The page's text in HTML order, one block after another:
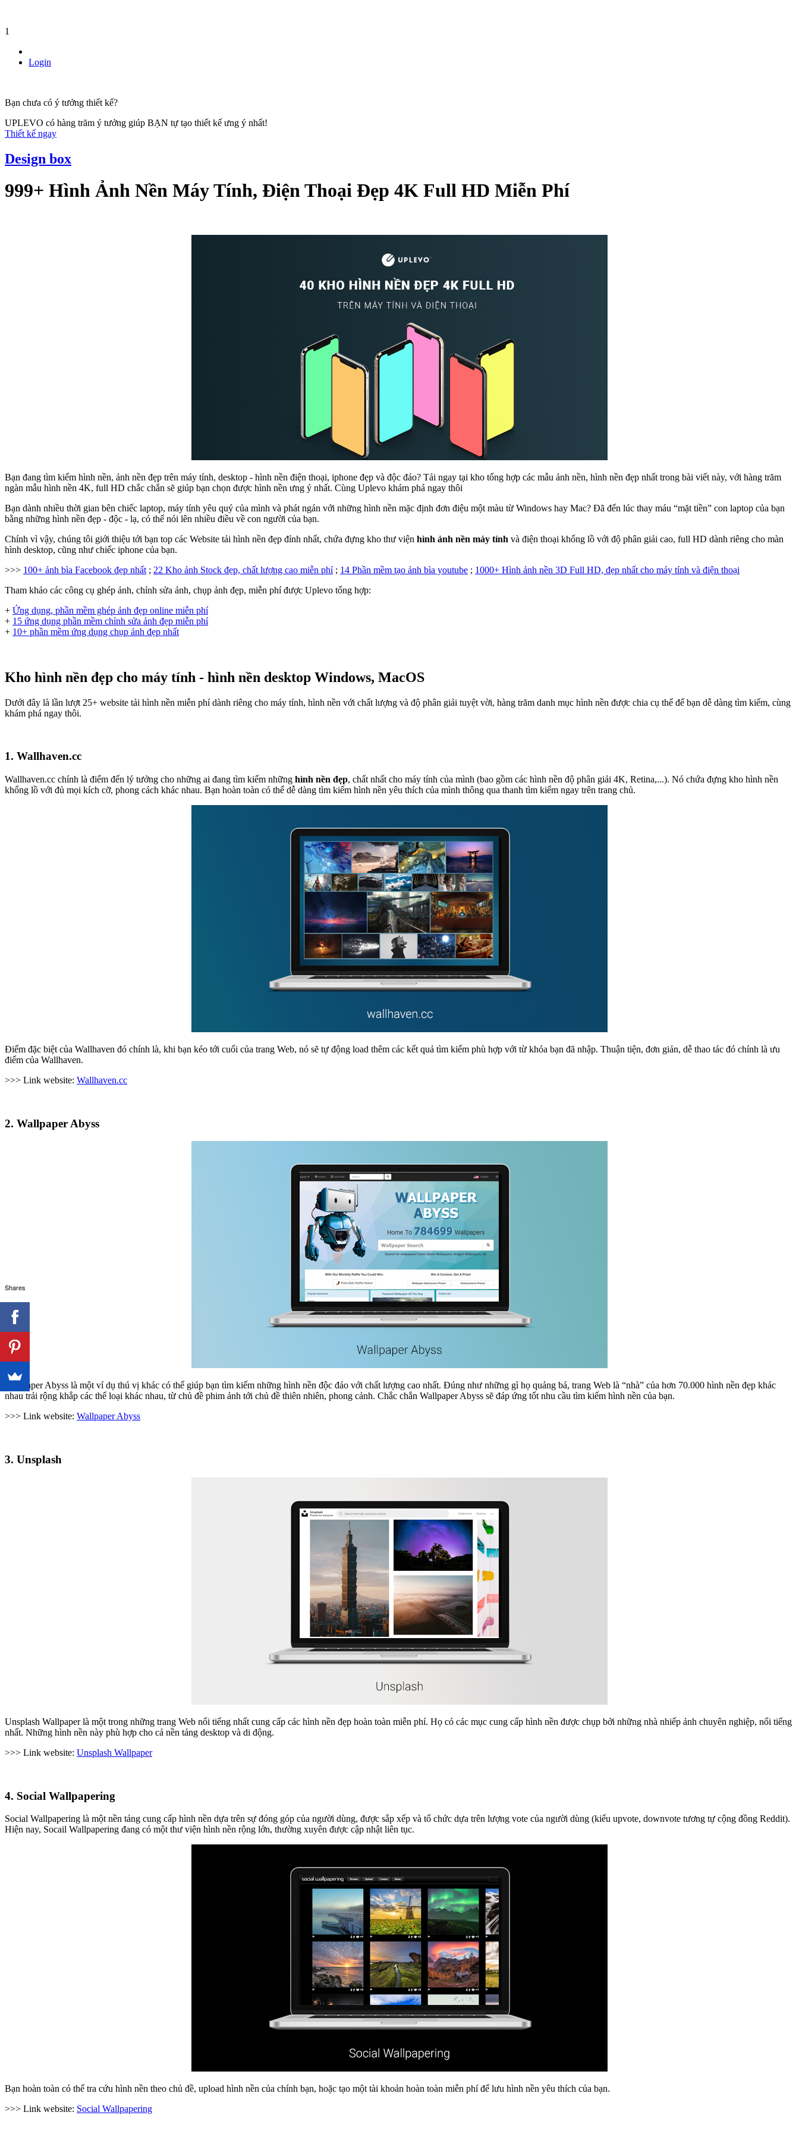
1
Login
Bạn chưa có ý tưởng thiết kế?
UPLEVO có hàng trăm ý tưởng giúp BẠN tự tạo thiết kế ưng ý nhất!
Thiết kế ngay
Design box
999+ Hình Ảnh Nền Máy Tính, Điện Thoại Đẹp 4K Full HD Miễn Phí
Bạn đang tìm kiếm hình nền, ảnh nền đẹp trên máy tính, desktop - hình nền điện thoại, iphone đẹp và độc đáo? Tải ngay tại kho tổng hợp các mẫu ảnh nền, hình nền đẹp nhất trong bài viết này, với hàng trăm
ngàn mẫu hình nền 4K, full HD chắc chắn sẽ giúp bạn chọn được hình nền ưng ý nhất. Cùng Uplevo khám phá ngay thôi
Bạn dành nhiều thời gian bên chiếc laptop, máy tính yêu quý của mình và phát ngán với những hình nền mặc định đơn điệu một màu từ Windows hay Mac? Đã đến lúc thay máu “mặt tiền” con laptop của bạn
bằng những hình nền đẹp - độc - lạ, có thể nói lên nhiều điều về con người của bạn.
Chính vì vậy, chúng tôi giới thiệu tới bạn top các Website tải hình nền đẹp đỉnh nhất, chứa đựng kho thư viện hình ảnh nền máy tính và điện thoại khổng lồ với độ phân giải cao, full HD dành riêng cho màn
hình desktop, cũng như chiếc iphone của bạn.
>>> 100+ ảnh bìa Facebook đẹp nhất ; 22 Kho ảnh Stock đẹp, chất lượng cao miễn phí; 14 Phần mềm tạo ảnh bìa youtube ; 1000+ Hình ảnh nền 3D Full HD, đẹp nhất cho máy tính và điện thoại
Tham khảo các công cụ ghép ảnh, chỉnh sửa ảnh, chụp ảnh đẹp, miễn phí được Uplevo tổng hợp:
+ Ứng dụng, phần mềm ghép ảnh đẹp online miễn phí
+ 15 ứng dụng phần mềm chỉnh sửa ảnh đẹp miễn phí
+ 10+ phần mềm ứng dụng chụp ảnh đẹp nhất
Kho hình nền đẹp cho máy tính - hình nền desktop Windows, MacOS
Dưới đây là lần lượt 25+ website tải hình nền miễn phí dành riêng cho máy tính, hình nền với chất lượng và độ phân giải tuyệt vời, hàng trăm danh mục hình nền được chia cụ thể để bạn dễ dàng tìm kiếm, cùng
khám phá ngay thôi.
1. Wallhaven.cc
Wallhaven.cc chính là điểm đến lý tưởng cho những ai đang tìm kiếm những hình nền đẹp, chất nhất cho máy tính của mình (bao gồm các hình nền độ phân giải 4K, Retina,...). Nó chứa đựng kho hình nền
khổng lồ với đủ mọi kích cỡ, phong cách khác nhau. Bạn hoàn toàn có thể dễ dàng tìm kiếm hình nền yêu thích của mình thông qua thanh tìm kiếm ngay trên trang chủ.
Điểm đặc biệt của Wallhaven đó chính là, khi bạn kéo tới cuối của trang Web, nó sẽ tự động load thêm các kết quả tìm kiếm phù hợp với từ khóa bạn đã nhập. Thuận tiện, đơn giản, dễ thao tác đó chính là ưu
điểm của Wallhaven.
>>> Link website: Wallhaven.cc
2. Wallpaper Abyss
Wallpaper Abyss là một ví dụ thú vị khác có thể giúp bạn tìm kiếm những hình nền độc đáo với chất lượng cao nhất. Đúng như những gì họ quảng bá, trang Web là “nhà” của hơn 70.000 hình nền đẹp khác
nhau trải rộng khắp các thể loại khác nhau, từ chủ đề phim ảnh tới chủ đề thiên nhiên, phong cảnh. Chắc chắn Wallpaper Abyss sẽ đáp ứng tốt nhu cầu tìm kiếm hình nền của bạn.
>>> Link website: Wallpaper Abyss
3. Unsplash
Unsplash Wallpaper là một trong những trang Web nổi tiếng nhất cung cấp các hình nền đẹp hoàn toàn miễn phí. Họ có các mục cung cấp hình nền được chụp bởi những nhà nhiếp ảnh chuyên nghiệp, nổi tiếng
nhất. Những hình nền này phù hợp cho cả nền tảng desktop và di động.
>>> Link website: Unsplash Wallpaper
4. Social Wallpapering
Social Wallpapering là một nền tảng cung cấp hình nền dựa trên sự đóng góp của người dùng, được sắp xếp và tổ chức dựa trên lượng vote của người dùng (kiểu upvote, downvote tương tự cộng đồng Reddit).
Hiện nay, Socail Wallpapering đang có một thư viện hình nền rộng lớn, thường xuyên được cập nhật liên tục.
Bạn hoàn toàn có thể tra cứu hình nền theo chủ đề, upload hình nền của chính bạn, hoặc tạo một tài khoản hoàn toàn miễn phí để lưu hình nền yêu thích của bạn.
>>> Link website: Social Wallpapering
Shares